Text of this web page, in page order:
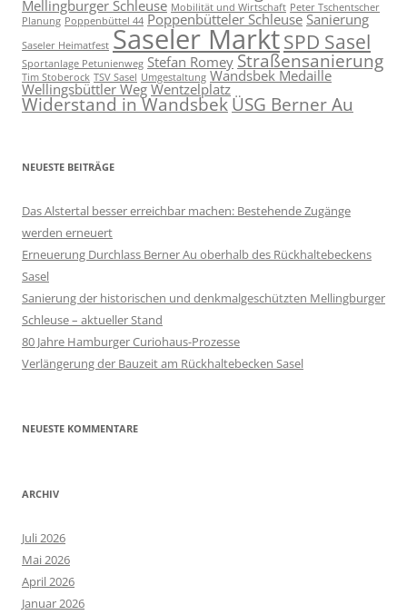
Mellingburger Schleuse Mobilität und Wirtschaft Peter Tschentscher
Planung Poppenbüttel 44 Poppenbütteler SchleuseSanierung
Saseler Heimatfest Saseler MarktSPD Sasel
Sportanlage Petunienweg Stefan RomeyStraßensanierung
Tim Stoberock TSV Sasel Umgestaltung Wandsbek Medaille
Wellingsbüttler WegWentzelplatz
Widerstand in Wandsbek ÜSG Berner Au
NEUESTE BEITRÄGE
Das Alstertal besser erreichbar machen: Bestehende Zugänge
werden erneuert
Erneuerung Durchlass Berner Au oberhalb des Rückhalte­beckens
Sasel
Sanierung der historischen und denkmalgeschützten Mellingburger
Schleuse – aktueller Stand
80 Jahre Hamburger Curiohaus-Prozesse
Verlängerung der Bauzeit am Rückhaltebecken Sasel
NEUESTE KOMMENTARE
ARCHIV
Juli 2026
Mai 2026
April 2026
Januar 2026